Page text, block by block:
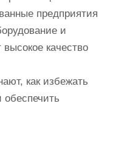
предприятия
и
высокое качество
как избежать